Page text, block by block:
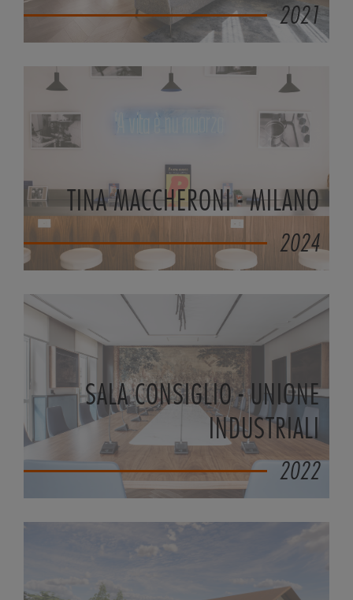
2021
TINA MACCHERONI - MILANO
2024
SALA CONSIGLIO - UNIONE
INDUSTRIALI
2022